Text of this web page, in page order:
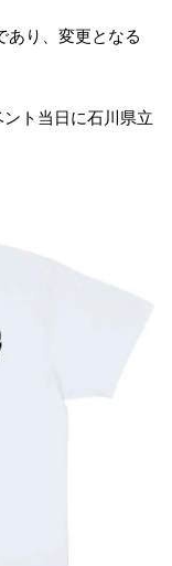
り、変更となる
ト当日に石川県立